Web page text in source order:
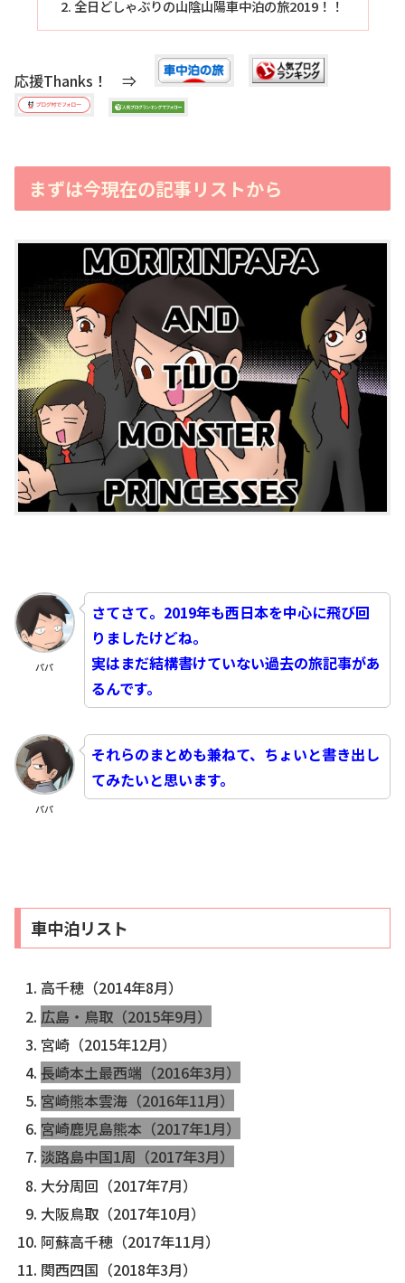
全日どしゃぶりの山陰山陽車中泊の旅2019！！
応援Thanks！ ⇒
まずは今現在の記事リストから
パパ
さてさて。2019年も西日本を中心に飛び回
りましたけどね。
実はまだ結構書けていない過去の旅記事があ
るんです。
パパ
それらのまとめも兼ねて、ちょいと書き出し
てみたいと思います。
車中泊リスト
高千穂（2014年8月）
広島・鳥取（2015年9月）
宮崎（2015年12月）
長崎本土最西端（2016年3月）
宮崎熊本雲海（2016年11月）
宮崎鹿児島熊本（2017年1月）
淡路島中国1周（2017年3月）
大分周回（2017年7月）
大阪鳥取（2017年10月）
阿蘇高千穂（2017年11月）
関西四国（2018年3月）